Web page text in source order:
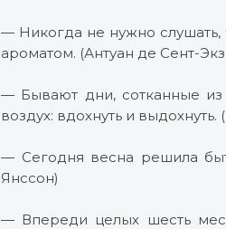
— Никогда не нужно слушать,
ароматом. (Антуан де Сент-
— Бывают дни, сотканные из
воздух: вдохнуть и
— Сегодня весна решила
Янссон)
— Впереди целых шесть